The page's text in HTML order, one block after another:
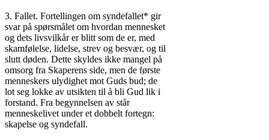
3. Fallet. Fortellingen om syndefallet* gir
svar på spørsmålet om hvordan mennesket
og dets livsvilkår er blitt som de er, med
skamfølelse, lidelse, strev og besvær, og til
slutt døden. Dette skyldes ikke mangel på
omsorg fra Skaperens side, men de første
menneskers ulydighet mot Guds bud; de
lot seg lokke av utsikten til å bli Gud lik i
forstand. Fra begynnelsen av står
menneskelivet under et dobbelt fortegn:
skapelse og syndefall.